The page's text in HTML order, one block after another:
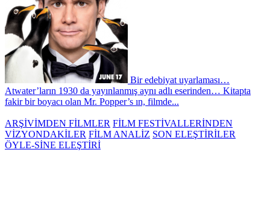
Bir edebiyat uyarlaması…
Atwater’ların 1930 da yayınlanmış aynı adlı eserinden… Kitapta
fakir bir boyacı olan Mr. Popper’s ın, filmde...
ARŞİVİMDEN FİLMLER FİLM FESTİVALLERİNDEN
VİZYONDAKİLER FİLM ANALİZ SON ELEŞTİRİLER
ÖYLE-SİNE ELEŞTİRİ